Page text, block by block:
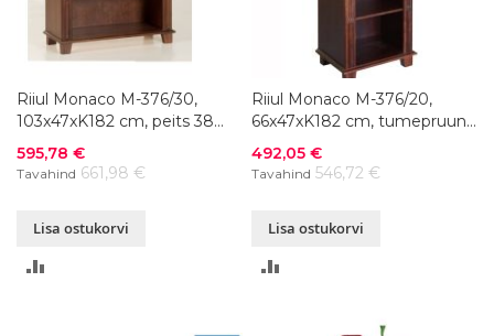
Riiul Monaco M-376/30,
103x47xK182 cm, peits 38
tumepruun, lakitud
Soodushind
595,78 €
Tavahind 661,98 €
Lisa ostukorvi
Riiul Monaco M-376/20,
66x47xK182 cm, tumepruun
38, lakitud
Soodushind
492,05 €
Tavahind 546,72 €
Lisa ostukorvi